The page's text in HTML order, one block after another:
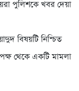
পুলিশকে খবর দেয়া
বিষয়টি নিশ্চিত
থেকে একটি মামলা